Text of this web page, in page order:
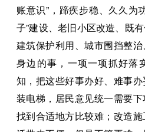
账意识”，蹄疾步稳、久久为
子”建设、老旧小区改造、既
建筑保护利用、城市围挡整
身边的事，一项一项抓好落
知，把这些好事办好、难事
装电梯，居民意见统一需要下
找到合适地方比较难；改造